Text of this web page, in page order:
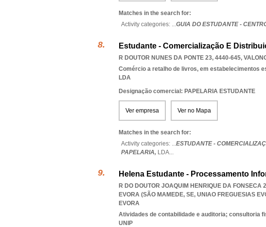
Matches in the search for:
Activity categories: ...GUIA DO ESTUDANTE -
Estudante - Comercialização E
R DOUTOR NUNES DA PONTE 23, 4440-645,
Comércio a retalho de livros, em estabelecimentos
LDA
Designação comercial: PAPELARIA ESTUDANTE
Ver empresa Ver no Mapa
Matches in the search for:
Activity categories: ...ESTUDANTE -
PAPELARIA, LDA...
Helena Estudante - Processamento
R DO DOUTOR JOAQUIM HENRIQUE DA
EVORA (SÃO MAMEDE, SE, UNIAO FREGUESIAS
EVORA
Atividades de contabilidade e auditoria; consultoria
UNIP